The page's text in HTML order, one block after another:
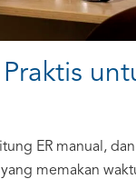
ER manual,
memakan